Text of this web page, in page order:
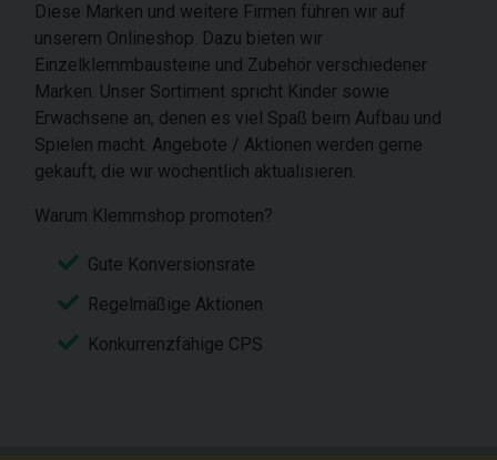
Diese Marken und weitere Firmen führen wir auf
unserem Onlineshop. Dazu bieten wir
Einzelklemmbausteine und Zubehör verschiedener
Marken. Unser Sortiment spricht Kinder sowie
Erwachsene an, denen es viel Spaß beim Aufbau und
Spielen macht. Angebote / Aktionen werden gerne
gekauft, die wir wöchentlich aktualisieren.
Warum Klemmshop promoten?
Gute Konversionsrate
Regelmäßige Aktionen
Konkurrenzfähige CPS